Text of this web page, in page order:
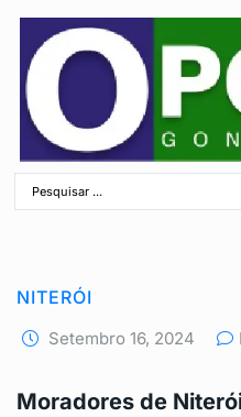
NITERÓI
Setembro 16, 2024
Moradores de